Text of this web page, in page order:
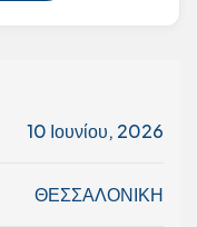
10 Ιουνίου, 2026
ΘΕΣΣΑΛΟΝΙΚΗ